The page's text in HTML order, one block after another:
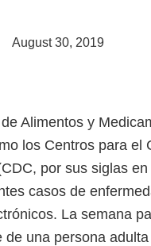
August 30, 2019
Alimentos y
los Centros para
por sus siglas
casos de
La semana
de una persona